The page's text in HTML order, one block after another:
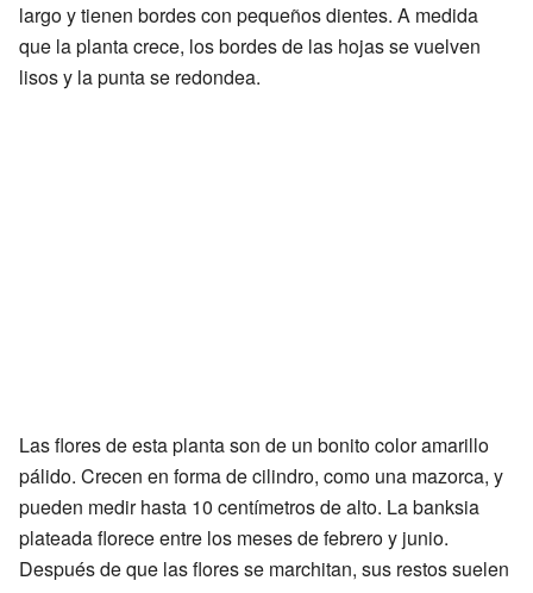
largo y tienen bordes con pequeños dientes. A medida
que la planta crece, los bordes de las hojas se vuelven
lisos y la punta se redondea.
Las flores de esta planta son de un bonito color amarillo
pálido. Crecen en forma de cilindro, como una mazorca, y
pueden medir hasta 10 centímetros de alto. La banksia
plateada florece entre los meses de febrero y junio.
Después de que las flores se marchitan, sus restos suelen